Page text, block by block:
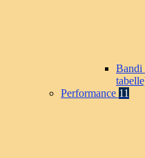
Bandi
Performance 11